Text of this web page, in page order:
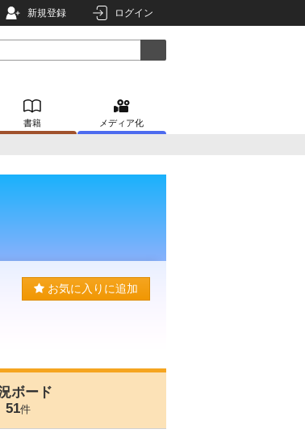
新規登録 ログイン
書籍 メディア化
お気に入りに追加
ボード
51件